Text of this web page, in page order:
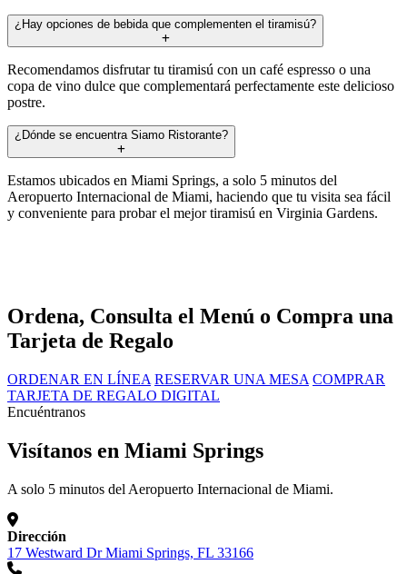
¿Hay opciones de bebida que complementen el tiramisú?
Recomendamos disfrutar tu tiramisú con un café espresso o una
copa de vino dulce que complementará perfectamente este delicioso
postre.
¿Dónde se encuentra Siamo Ristorante?
Estamos ubicados en Miami Springs, a solo 5 minutos del
Aeropuerto Internacional de Miami, haciendo que tu visita sea fácil
y conveniente para probar el mejor tiramisú en Virginia Gardens.
Ordena, Consulta el Menú o Compra una
Tarjeta de Regalo
ORDENAR EN LÍNEA RESERVAR UNA MESA COMPRAR
TARJETA DE REGALO DIGITAL
Encuéntranos
Visítanos en Miami Springs
A solo 5 minutos del Aeropuerto Internacional de Miami.
Dirección
17 Westward Dr Miami Springs, FL 33166